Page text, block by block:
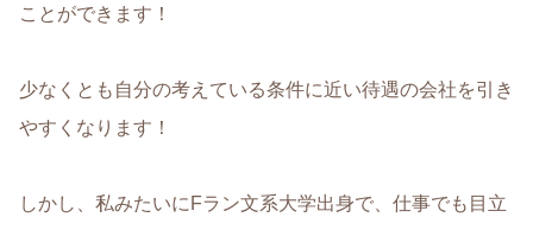
ことができます！
少なくとも自分の考えている条件に近い待遇の会社を引き
やすくなります！
しかし、私みたいにFラン文系大学出身で、仕事でも目立